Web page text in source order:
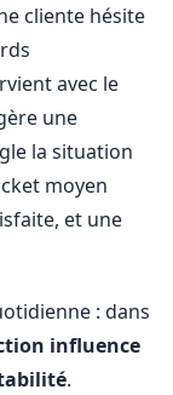
cliente hésite
avec le
une
la situation
moyen
et une
: dans
influence
.